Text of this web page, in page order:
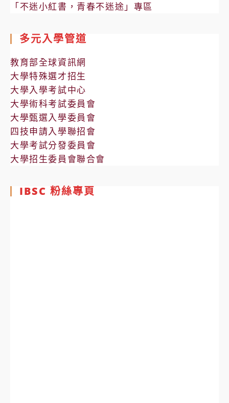
「不迷小紅書，青春不迷途」專區
多元入學管道
教育部全球資訊網
大學特殊選才招生
大學入學考試中心
大學術科考試委員會
大學甄選入學委員會
四技申請入學聯招會
大學考試分發委員會
大學招生委員會聯合會
IBSC 粉絲專頁